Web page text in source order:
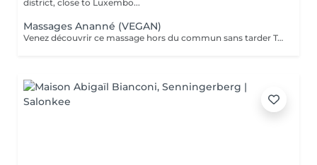
district, close to Luxembo...
Massages Ananné (VEGAN)
Venez découvrir ce massage hors du commun sans tarder Tout d'abord nous utilisons une huile végétale et pure puis nous massons l'ensemble du corps en alternant brosses et pierres. Relaxation assurée ! Le corps est détendu et tonifié.